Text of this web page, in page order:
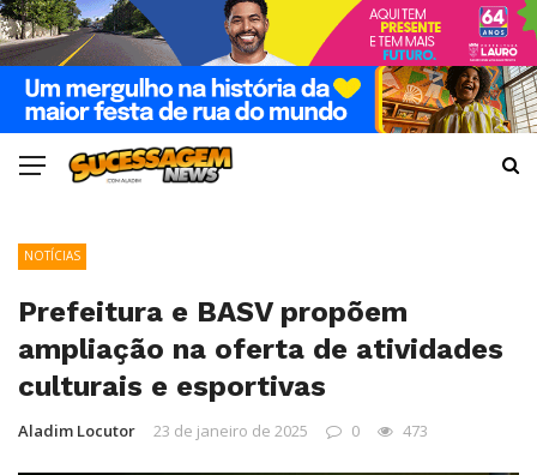
NOTÍCIAS
Prefeitura e BASV propõem
ampliação na oferta de atividades
culturais e esportivas
Aladim Locutor 23 de janeiro de 2025 0 473